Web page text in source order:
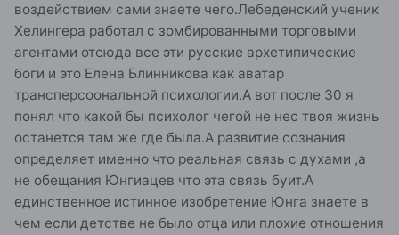
воздействием сами знаете чего.Лебеденский ученик
Хелингера работал с зомбированными торговыми
агентами отсюда все эти русские архетипические
боги и это Елена Блинникова как аватар
трансперсоональной психологии.А вот после 30 я
понял что какой бы психолог чегой не нес твоя жизнь
останется там же где была.А развитие сознания
определяет именно что реальная связь с духами ,а
не обещания Юнгиацев что эта связь буит.А
единственное истинное изобретение Юнга знаете в
чем если детстве не было отца или плохие отношения